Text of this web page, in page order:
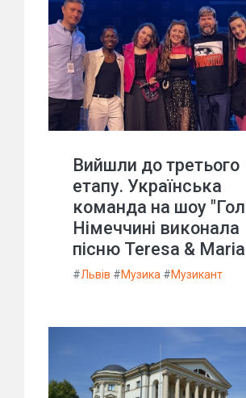
Вийшли до третього
етапу. Українська
команда на шоу
Німеччині виконала
пісню Teresa &
#Львів #Музика #Музикант